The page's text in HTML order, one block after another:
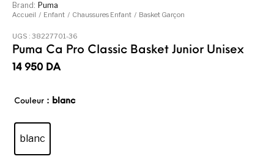
Accueil / Enfant / Chaussures Enfant / Basket Garçon
Puma Ca Pro Classic Basket Junior Unisex
14 950 DA
Couleur : blanc
blanc
UGS :38227701-36
Brand: Puma